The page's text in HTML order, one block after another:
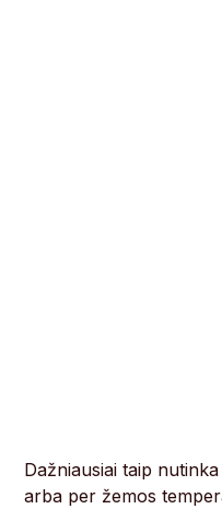
Dažniausiai taip
arba per žemos